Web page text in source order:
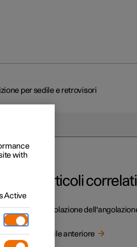
per sedile e retrovisori
Articoli correlati
Sedile anteriore
with
Active